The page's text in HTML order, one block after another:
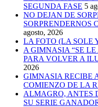
SEGUNDA FASE 5
NO DEJAN DE
SORPRENDERNOS
agosto, 2026
LA FOTO (LA SOLE
A GIMNASIA “SE
PARA VOLVER A
2026
GIMNASIA RECIBE
COMIENZO DE LA
ALMAGRO, ANTES
SU SERIE